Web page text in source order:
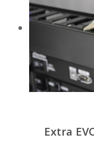
Extra